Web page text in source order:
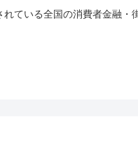
れている全国の消費者金融